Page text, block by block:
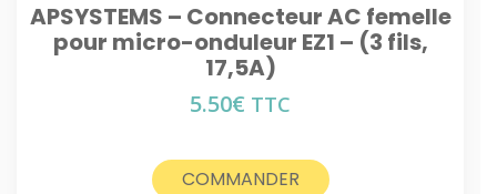
APSYSTEMS – Connecteur AC femelle
pour micro-onduleur EZ1 – (3 fils,
17,5A)
5.50€ TTC
COMMANDER